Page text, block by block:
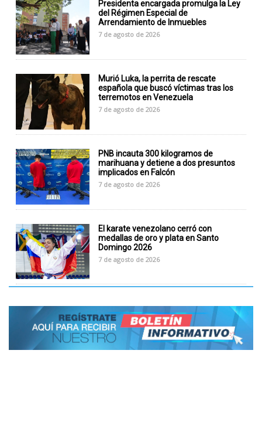
Presidenta encargada promulga la Ley
del Régimen Especial de
Arrendamiento de Inmuebles
7 de agosto de 2026
Murió Luka, la perrita de rescate
española que buscó víctimas tras los
terremotos en Venezuela
7 de agosto de 2026
PNB incauta 300 kilogramos de
marihuana y detiene a dos presuntos
implicados en Falcón
7 de agosto de 2026
El karate venezolano cerró con
medallas de oro y plata en Santo
Domingo 2026
7 de agosto de 2026